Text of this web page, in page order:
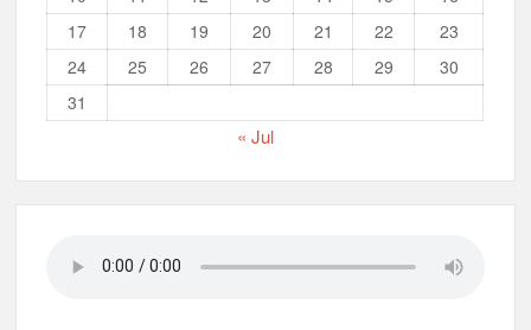
17
18 19 20 21 22
23
24
25 26 27 28 29
30
31
« Jul